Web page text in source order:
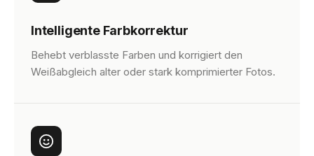
Intelligente Farbkorrektur
Behebt verblasste Farben und korrigiert den
Weißabgleich alter oder stark komprimierter Fotos.